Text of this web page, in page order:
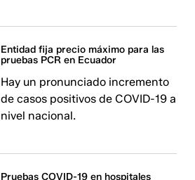
Entidad fija precio máximo para las
pruebas PCR en Ecuador
Hay un pronunciado incremento
de casos positivos de COVID-19 a
nivel nacional.
Pruebas COVID-19 en hospitales